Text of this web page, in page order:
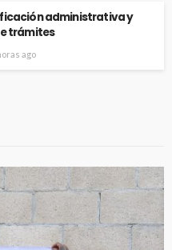
administrativa y
trámites
ago